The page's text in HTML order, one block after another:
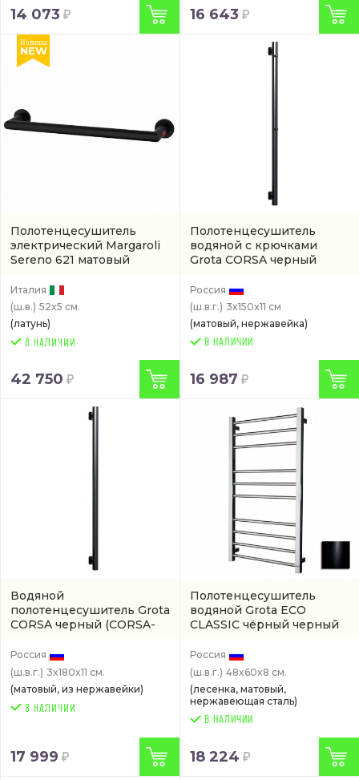
14 073 16 643
Полотенцесушитель
электрический Margaroli
Sereno 621 матовый
Новинка
NEW
Италия
(ш.в.) 52x5 см.
(латунь)
42 750
Полотенцесушитель
водяной с крючками
Grota CORSA черный
Россия
(ш.в.г.) 3x150x11 см
(матовый, нержавейка)
В НАЛИЧИИ
16 987
Водяной
полотенцесушитель Grota
CORSA черный (CORSA-
Россия
(ш.в.г.) 3x180x11 см.
(матовый, из нержавейки)
17 999
Полотенцесушитель
водяной Grota ECO
CLASSIC чёрный черный
W480600-BL)
Россия
(ш.в.г.) 48x60x8 см.
(лесенка, матовый,
нержавеющая сталь)
В НАЛИЧИИ
18 224